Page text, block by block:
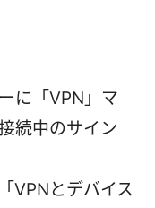
に「VPN」マ
続中のサイン
VPNとデバイス